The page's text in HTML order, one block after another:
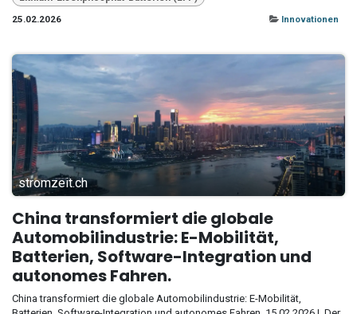
25.02.2026
Innovationen
stromzeit.ch
China transformiert die globale
Automobilindustrie: E-Mobilität,
Batterien, Software-Integration und
autonomes Fahren.
China transformiert die globale Automobilindustrie: E-Mobilität,